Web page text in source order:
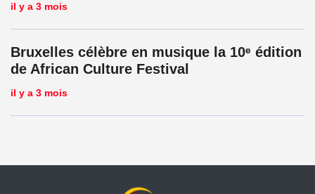
il y a 3 mois
Bruxelles célèbre en musique la 10ᵉ édition
de African Culture Festival
il y a 3 mois